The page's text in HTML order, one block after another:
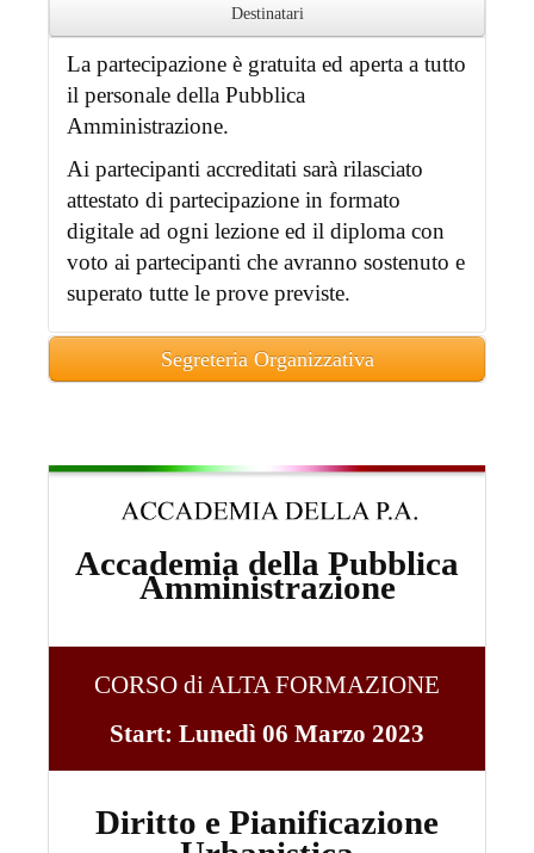
Destinatari
La partecipazione è gratuita ed aperta a tutto
il personale della Pubblica
Amministrazione.
Ai partecipanti accreditati sarà rilasciato
attestato di partecipazione in formato
digitale ad ogni lezione ed il diploma con
voto ai partecipanti che avranno sostenuto e
superato tutte le prove previste.
Segreteria Organizzativa
- 16:00
Accademia della Pubblica
Amministrazione
CORSO di ALTA FORMAZIONE
Start: Lunedì 06 Marzo 2023
Diritto e Pianificazione